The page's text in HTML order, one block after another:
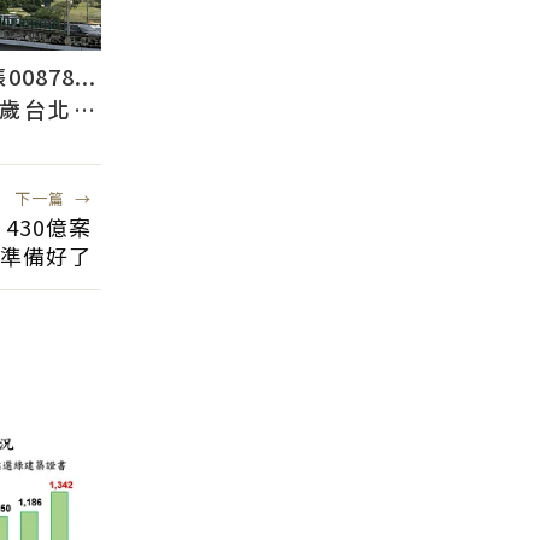
00878...
台北人
下一篇 →
億案
備好了